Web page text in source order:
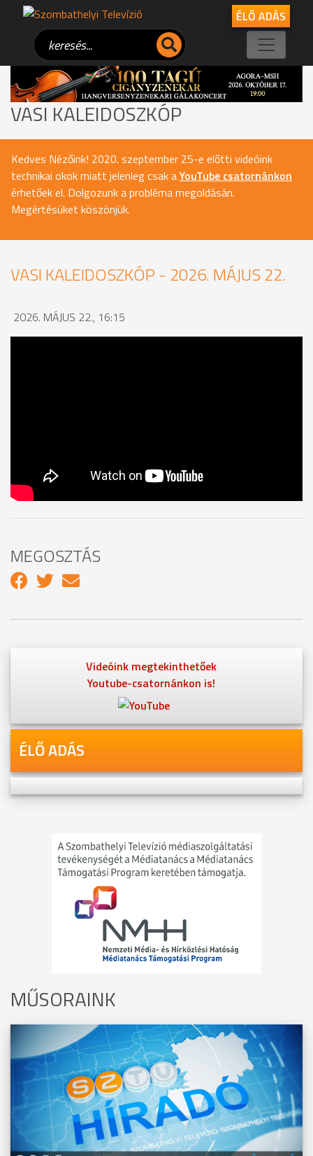
ÉLŐ ADÁS
VASI KALEIDOSZKÓP
Kedves Nézőink! 2020. szeptember 25-e előtti videóink
technikai okok miatt jelenleg csak aYouTube csatornánkon
érhetőek el. Dolgozunk a probléma megoldásán.
Megértésüket köszönjük.
VASI KALEIDOSZKÓP - 2026. MÁJUS 22.
2026. MÁJUS 22., 16:15
MEGOSZTÁS
Videóink megtekinthetőek
Youtube-csatornánkon is!
ÉLŐ ADÁS
MŰSORAINK